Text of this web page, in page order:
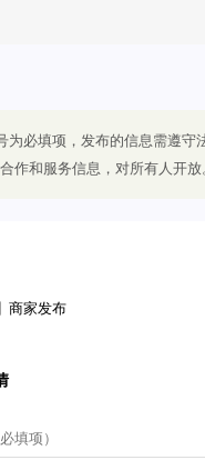
为必填项，发布的信息需遵守
作和服务信息，对所有人开放
商家发布